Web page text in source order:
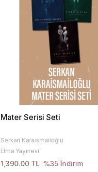
Mater Serisi Seti
Serkan Karaismailoğlu
Elma Yayınevi
1,390.00 TL %35 İndirim